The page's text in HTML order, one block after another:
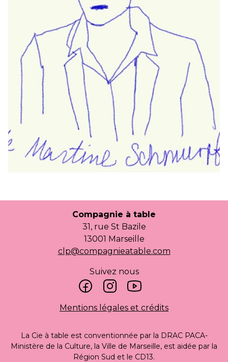
Compagnie à table
31, rue St Bazile
13001 Marseille
clp@compagnieatable.com
Suivez nous
Mentions légales et crédits
La Cie à table est conventionnée par la DRAC PACA-
Ministère de la Culture, la Ville de Marseille, est aidée par la
Région Sud et le CD13.